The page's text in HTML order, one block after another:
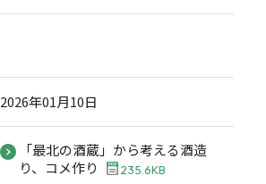
2026年01月10日
「最北の酒蔵」から考える酒造
り、コメ作り
235.6KB